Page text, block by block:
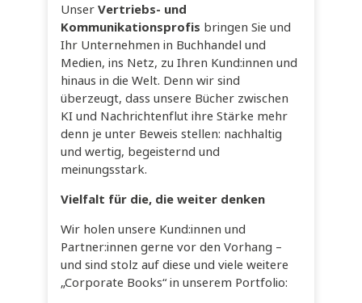
UnserVertriebs- und
Kommunikationsprofis bringen Sie und
Ihr Unternehmen in Buchhandel und
Medien, ins Netz, zu Ihren Kund:innen und
hinaus in die Welt. Denn wir sind
überzeugt, dass unsere Bücher zwischen
KI und Nachrichtenflut ihre Stärke mehr
denn je unter Beweis stellen: nachhaltig
und wertig, begeisternd und
meinungsstark.
Vielfalt für die, die weiter denken
Wir holen unsere Kund:innen und
Partner:innen gerne vor den Vorhang –
und sind stolz auf diese und viele weitere
„Corporate Books“ in unserem Portfolio: